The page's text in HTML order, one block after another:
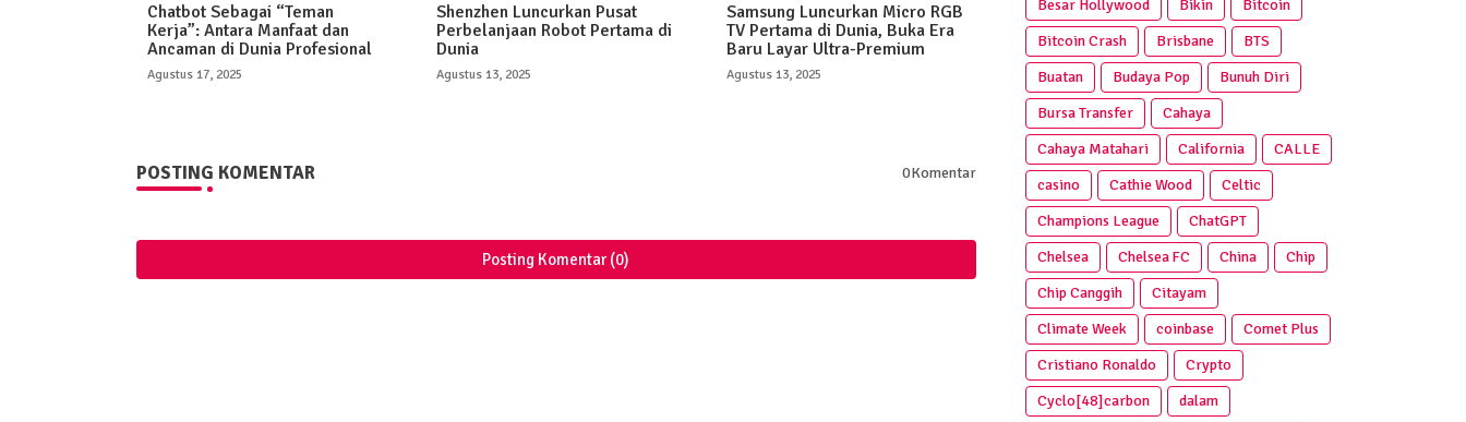
Chatbot Sebagai “Teman
Kerja”: Antara Manfaat dan
Ancaman di Dunia Profesional
Agustus 17, 2025
Shenzhen Luncurkan Pusat
Perbelanjaan Robot Pertama di
Dunia
Agustus 13, 2025
Samsung Luncurkan Micro RGB
TV Pertama di Dunia, Buka Era
Baru Layar Ultra-Premium
Agustus 13, 2025
POSTING KOMENTAR 0Komentar
Posting Komentar (0)
Besar Hollywood
Bikin
Bitcoin
Bitcoin Crash
Brisbane
BTS
Buatan
Budaya Pop
Bunuh Diri
Bursa Transfer
Cahaya
Cahaya Matahari
California
CALLE
casino
Cathie Wood
Celtic
Champions League
ChatGPT
Chelsea
Chelsea FC China
Chip
Chip Canggih
Citayam
Climate Week
coinbase
Comet Plus
Cristiano Ronaldo
Crypto
Cyclo[48]carbon
dalam